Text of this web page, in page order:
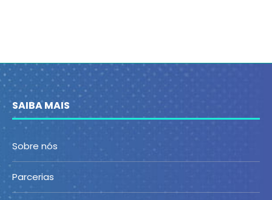
SAIBA MAIS
Sobre nós
Parcerias